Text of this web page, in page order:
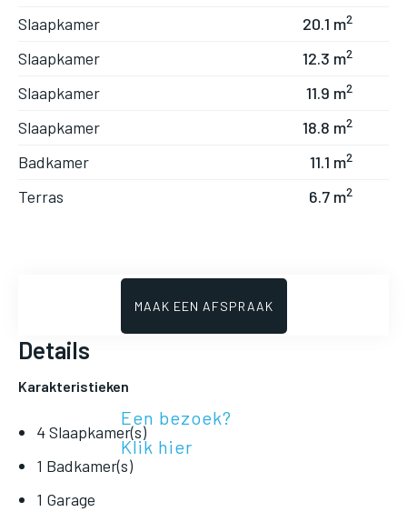
Slaapkamer 20.1 m2
Slaapkamer 12.3 m2
Slaapkamer 11.9 m2
Slaapkamer 18.8 m2
Badkamer 11.1 m2
Terras 6.7 m2
MAAK EEN AFSPRAAK
Een bezoek?
Klik hier
Details
Karakteristieken
4 Slaapkamer(s)
1 Badkamer(s)
1 Garage